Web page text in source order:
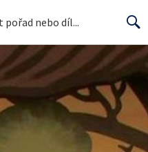
Search